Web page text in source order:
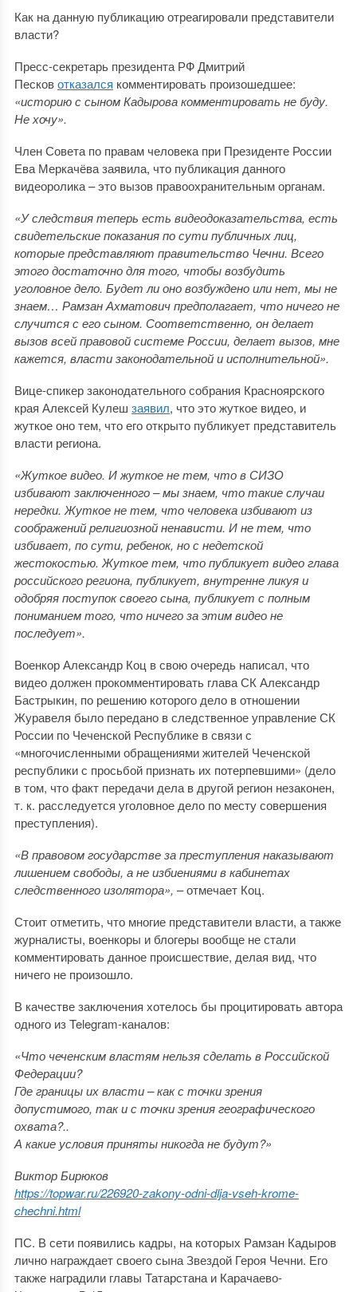
Как на данную публикацию отреагировали представители
власти?
Пресс-секретарь президента РФ Дмитрий
Песковотказался комментировать произошедшее:
«историю с сыном Кадырова комментировать не буду.
Не хочу».
Член Совета по правам человека при Президенте России
Ева Меркачёва заявила, что публикация данного
видеоролика – это вызов правоохранительным органам.
«У следствия теперь есть видеодоказательства, есть
свидетельские показания по сути публичных лиц,
которые представляют правительство Чечни. Всего
этого достаточно для того, чтобы возбудить
уголовное дело. Будет ли оно возбуждено или нет, мы не
знаем… Рамзан Ахматович предполагает, что ничего не
случится с его сыном. Соответственно, он делает
вызов всей правовой системе России, делает вызов, мне
кажется, власти законодательной и исполнительной».
Вице-спикер законодательного собрания Красноярского
края Алексей Кулеш заявил, что это жуткое видео, и
жуткое оно тем, что его открыто публикует представитель
власти региона.
«Жуткое видео. И жуткое не тем, что в СИЗО
избивают заключенного – мы знаем, что такие случаи
нередки. Жуткое не тем, что человека избивают из
соображений религиозной ненависти. И не тем, что
избивает, по сути, ребенок, но с недетской
жестокостью. Жуткое тем, что публикует видео глава
российского региона, публикует, внутренне ликуя и
одобряя поступок своего сына, публикует с полным
пониманием того, что ничего за этим видео не
последует».
Военкор Александр Коц в свою очередь написал, что
видео должен прокомментировать глава СК Александр
Бастрыкин, по решению которого дело в отношении
Журавеля было передано в следственное управление СК
России по Чеченской Республике в связи с
«многочисленными обращениями жителей Чеченской
республики с просьбой признать их потерпевшими» (дело
в том, что факт передачи дела в другой регион незаконен,
т. к. расследуется уголовное дело по месту совершения
преступления).
«В правовом государстве за преступления наказывают
лишением свободы, а не избиениями в кабинетах
следственного изолятора», – отмечает Коц.
Стоит отметить, что многие представители власти, а также
журналисты, военкоры и блогеры вообще не стали
комментировать данное происшествие, делая вид, что
ничего не произошло.
В качестве заключения хотелось бы процитировать автора
одного из Telegram-каналов:
«Что чеченским властям нельзя сделать в Российской
Федерации?
Где границы их власти – как с точки зрения
допустимого, так и с точки зрения географического
охвата?..
А какие условия приняты никогда не будут?»
Виктор Бирюков
https://topwar.ru/226920-zakony-odni-dlja-vseh-krome-
chechni.html
ПС. В сети появились кадры, на которых Рамзан Кадыров
лично награждает своего сына Звездой Героя Чечни. Его
также наградили главы Татарстана и Карачаево-